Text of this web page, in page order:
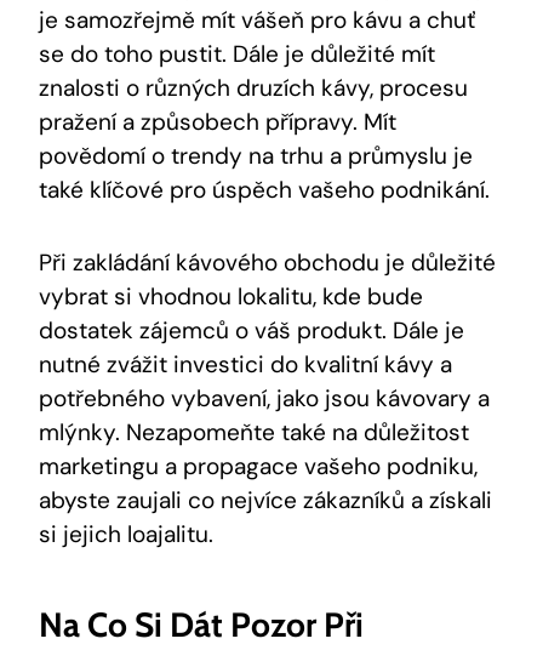
je samozřejmě mít vášeň pro kávu a chuť
se do toho pustit. Dále je důležité mít
znalosti o různých druzích kávy, procesu
pražení a způsobech přípravy. Mít
povědomí o trendy na trhu a průmyslu je
také klíčové pro úspěch vašeho podnikání.
Při zakládání kávového obchodu je důležité
vybrat si vhodnou lokalitu, kde bude
dostatek zájemců o váš produkt. Dále je
nutné zvážit investici do kvalitní kávy a
potřebného vybavení, jako jsou kávovary a
mlýnky. Nezapomeňte také na důležitost
marketingu a propagace vašeho podniku,
abyste zaujali co nejvíce zákazníků a získali
si jejich loajalitu.
Na Co Si Dát Pozor Při